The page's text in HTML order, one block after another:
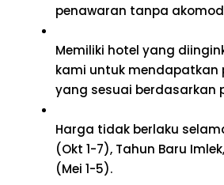
penawaran tanpa
Memiliki hotel yang
kami untuk mendapatkan
yang sesuai berdasarkan
Harga tidak berlaku
(Okt 1-7), Tahun Baru
(Mei 1-5).